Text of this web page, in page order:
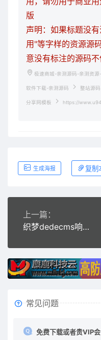
版
声明：如果标题没
用"等字样的资源源
意没有标注的源码
极速商城-亲测源码-亲测资
软件下载-亲测源码 整站源码
分享网模板 https://
生成海报 复制
上一篇：
织梦dedecms响应式蓝色通用机械设备仪器公司网站模板(自适应手机移动端)
常见问题
免费下载或者贵VIP